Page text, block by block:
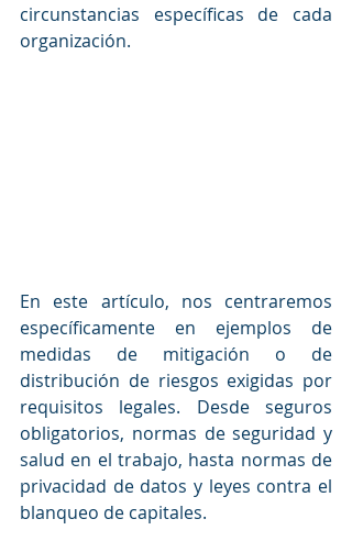
circunstancias específicas de cada
organización.
En este artículo, nos centraremos
específicamente en ejemplos de
medidas de mitigación o de
distribución de riesgos exigidas por
requisitos legales. Desde seguros
obligatorios, normas de seguridad y
salud en el trabajo, hasta normas de
privacidad de datos y leyes contra el
blanqueo de capitales.